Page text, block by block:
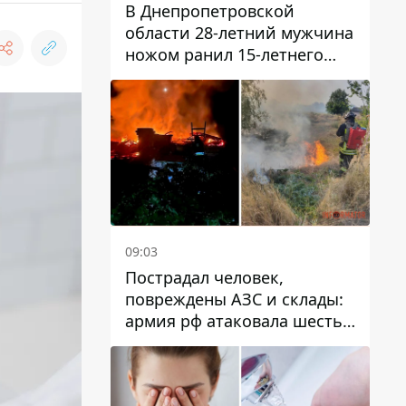
В Днепропетровской
области 28-летний мужчина
ножом ранил 15-летнего
парня
09:03
Пострадал человек,
повреждены АЗС и склады:
армия рф атаковала шесть
районов Днепропетровской
области